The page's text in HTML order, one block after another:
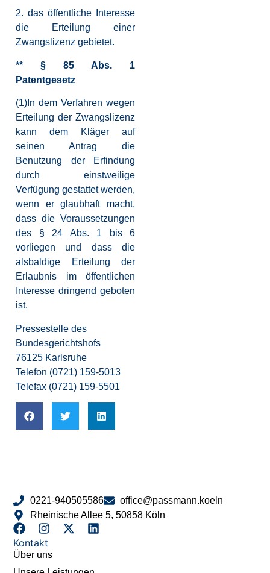
2. das öffentliche Interesse
die Erteilung einer
Zwangslizenz gebietet.
** § 85 Abs. 1
Patentgesetz
(1)In dem Verfahren wegen
Erteilung der Zwangslizenz
kann dem Kläger auf
seinen Antrag die
Benutzung der Erfindung
durch einstweilige
Verfügung gestattet werden,
wenn er glaubhaft macht,
dass die Voraussetzungen
des § 24 Abs. 1 bis 6
vorliegen und dass die
alsbaldige Erteilung der
Erlaubnis im öffentlichen
Interesse dringend geboten
ist.
Pressestelle des
Bundesgerichtshofs
76125 Karlsruhe
Telefon (0721) 159-5013
Telefax (0721) 159-5501
0221-940505586
office@passmann.koeln
Rheinische Allee 5, 50858 Köln
Kontakt
Über uns